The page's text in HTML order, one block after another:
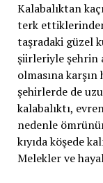
Kalabalıktan
terk
taşradaki güzel
şiirleriyle şehrin
olmasına
şehirlerde de
kalabalıktı,
nedenle
kıyıda köşede
Melekler ve